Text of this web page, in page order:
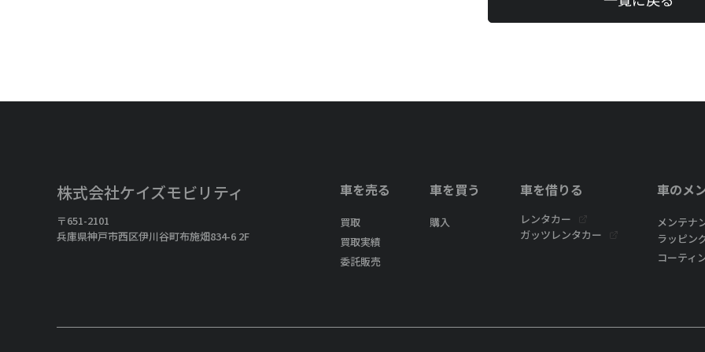
株式会社ケイズモビリティ
〒651-2101
兵庫県神戸市西区伊川谷町布施畑834-6 2F
車を売る
買取
買取実績
委託販売
車を買う
購入
車を借りる
レンタカー
ガッツレンタカー
車のメ
メンテナ
ラッピン
コーティ